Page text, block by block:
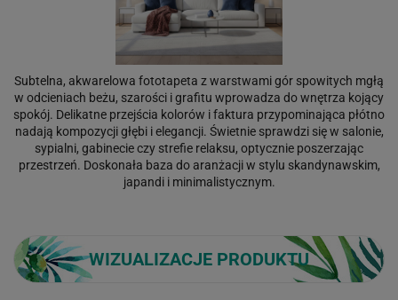
Subtelna, akwarelowa fototapeta z warstwami gór spowitych mgłą
w odcieniach beżu, szarości i grafitu wprowadza do wnętrza kojący
spokój. Delikatne przejścia kolorów i faktura przypominająca płótno
nadają kompozycji głębi i elegancji. Świetnie sprawdzi się w salonie,
sypialni, gabinecie czy strefie relaksu, optycznie poszerzając
przestrzeń. Doskonała baza do aranżacji w stylu skandynawskim,
japandi i minimalistycznym.
WIZUALIZACJE PRODUKTU